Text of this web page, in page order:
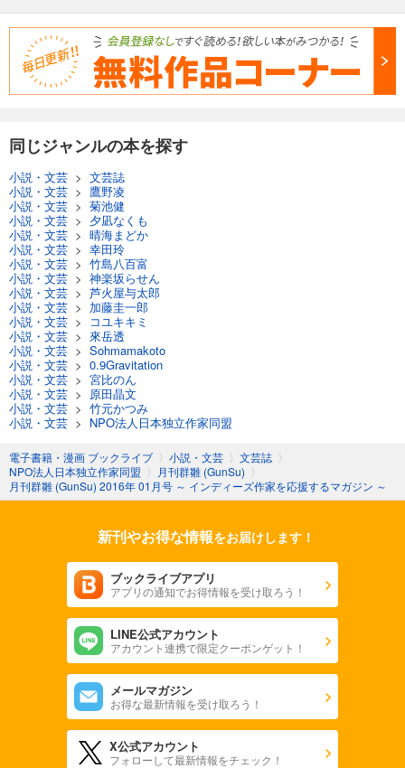
試し読み
あらすじを表示する
月刊群雛 (GunSu) 2014年 06月号 ～ インディーズ作家を応援するマガジン ～
あらすじを表示する
880円 (税込)
あらすじを表示する
880円 (税込)
880円 (税込)
あらすじを表示する
880円 (税込)
あらすじを表示する
同じジャンルの本を探す
小説・文芸 > 文芸誌
小説・文芸 > 鷹野凌
小説・文芸 > 菊池健
小説・文芸 > 夕凪なくも
小説・文芸 > 晴海まどか
小説・文芸 > 幸田玲
小説・文芸 > 竹島八百富
小説・文芸 > 神楽坂らせん
小説・文芸 > 芦火屋与太郎
小説・文芸 > 加藤圭一郎
小説・文芸 >
コユキキミ
小説・文芸 > 來岳透
小説・文芸 > Sohmamakoto
小説・文芸 > 0.9Gravitation
小説・文芸 > 宮比のん
小説・文芸 >
原田晶文
小説・文芸 > 竹元かつみ
小説・文芸 > NPO法人日本独立作家同盟
電子書籍・漫画 ブックライブ 〉 小説・文芸 〉 文芸誌 〉
NPO法人日本独立作家同盟 〉 月刊群雛 (GunSu) 〉
月刊群雛 (GunSu) 2016年 01月号 ～ インディーズ作家を応援するマガジン ～
新刊やお得な情報をお届けします！
ブックライブアプリ
アプリの通知でお得情報を受け取ろう！
LINE公式アカウント
アカウント連携で限定クーポンゲット！
メールマガジン
お得な最新情報を受け取ろう！
X公式アカウント
フォローして最新情報をチェック！